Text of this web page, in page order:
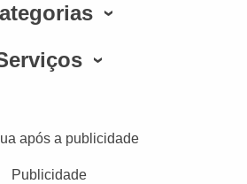
após a publicidade
Publicidade